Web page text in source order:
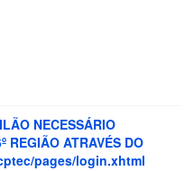
NECESSÁRIO
REGIÃO ATRAVÉS DO
pages/login.xhtml